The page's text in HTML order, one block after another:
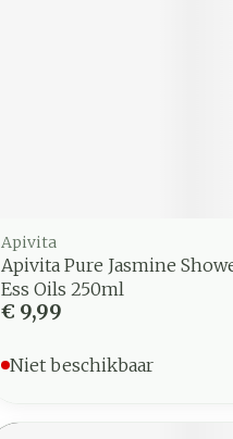
Apivita
Apivita Pure Jasmine
Ess Oils 250ml
€ 9,99
Niet beschikbaar